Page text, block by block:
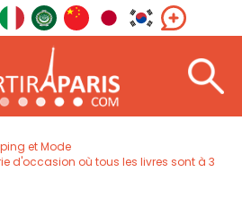
et Mode
d'occasion où tous les livres sont à 3